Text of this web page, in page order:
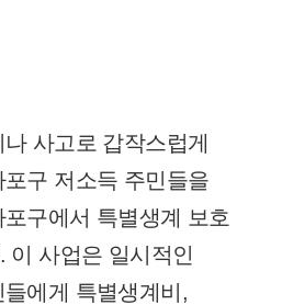
사고로 갑작스럽게
구 저소득 주민들을
구에서 특별생계 보호
이 사업은 일시적인
에게 특별생계비,